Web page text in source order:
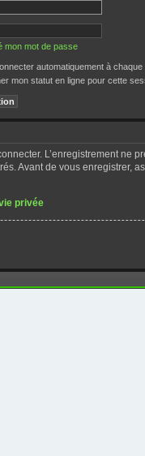
mon mot de passe
automatiquement à chaque
mon statut en ligne pour cette
L’enregistrement ne
Avant de vous enregistrer,
privée